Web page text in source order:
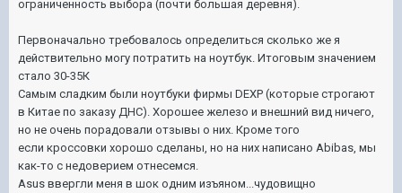
ограниченность выбора (почти большая деревня).
Первоначально требовалось определиться сколько же я
действительно могу потратить на ноутбук. Итоговым значением
стало 30-35К
Самым сладким были ноутбуки фирмы DEXP (которые строгают
в Китае по заказу ДНС). Хорошее железо и внешний вид ничего,
но не очень порадовали отзывы о них. Кроме того
если кроссовки хорошо сделаны, но на них написано Abibas, мы
как-то с недоверием отнесемся.
Asus ввергли меня в шок одним изъяном...чудовищно